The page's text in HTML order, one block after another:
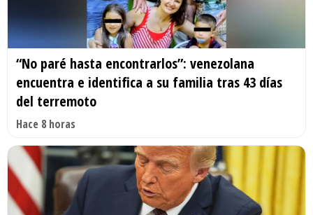
“No paré hasta encontrarlos”: venezolana
encuentra e identifica a su familia tras 43 días
del terremoto
Hace 8 horas